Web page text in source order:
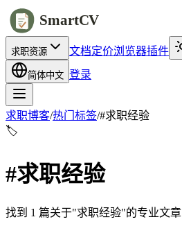
SmartCV
求职资源 文档定价浏览器插件
简体中文 登录
求职博客/热门标签/#求职经验
🏷️
#求职经验
找到 1 篇关于"求职经验"的专业文章